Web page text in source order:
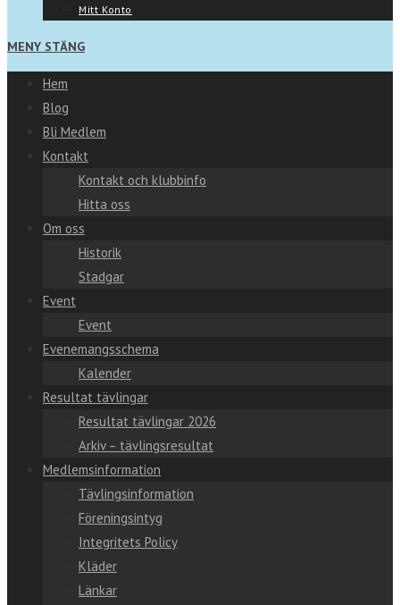
Mitt Konto
MENY STÄNG
Hem
Blog
Bli Medlem
Kontakt
Kontakt och klubbinfo
Hitta oss
Om oss
Historik
Stadgar
Event
Event
Evenemangsschema
Kalender
Resultat tävlingar
Resultat tävlingar 2026
Arkiv – tävlingsresultat
Medlemsinformation
Tävlingsinformation
Föreningsintyg
Integritets Policy
Kläder
Länkar